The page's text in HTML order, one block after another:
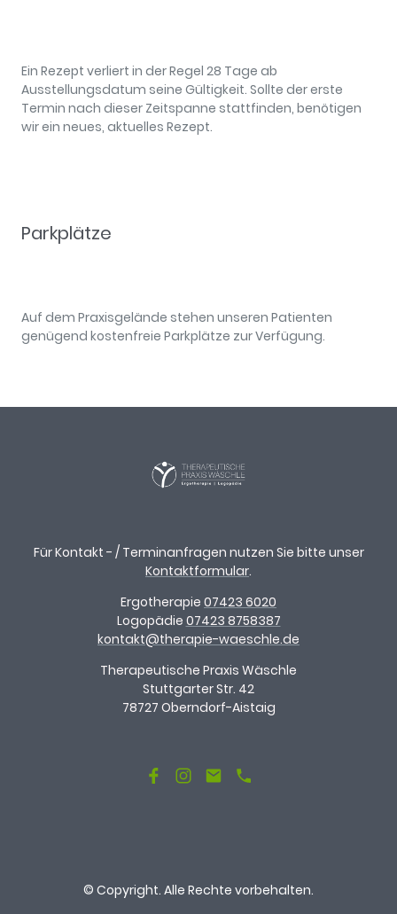
Ein Rezept verliert in der Regel 28 Tage ab
Ausstellungsdatum seine Gültigkeit. Sollte der erste
Termin nach dieser Zeitspanne stattfinden, benötigen
wir ein neues, aktuelles Rezept.
Parkplätze
Auf dem Praxisgelände stehen unseren Patienten
genügend kostenfreie Parkplätze zur Verfügung.
Für Kontakt - / Terminanfragen nutzen Sie bitte unser
Kontaktformular.
Ergotherapie 07423 6020
Logopädie 07423 8758387
kontakt@therapie-waeschle.de
Therapeutische Praxis Wäschle
Stuttgarter Str. 42
78727 Oberndorf-Aistaig
© Copyright. Alle Rechte vorbehalten.